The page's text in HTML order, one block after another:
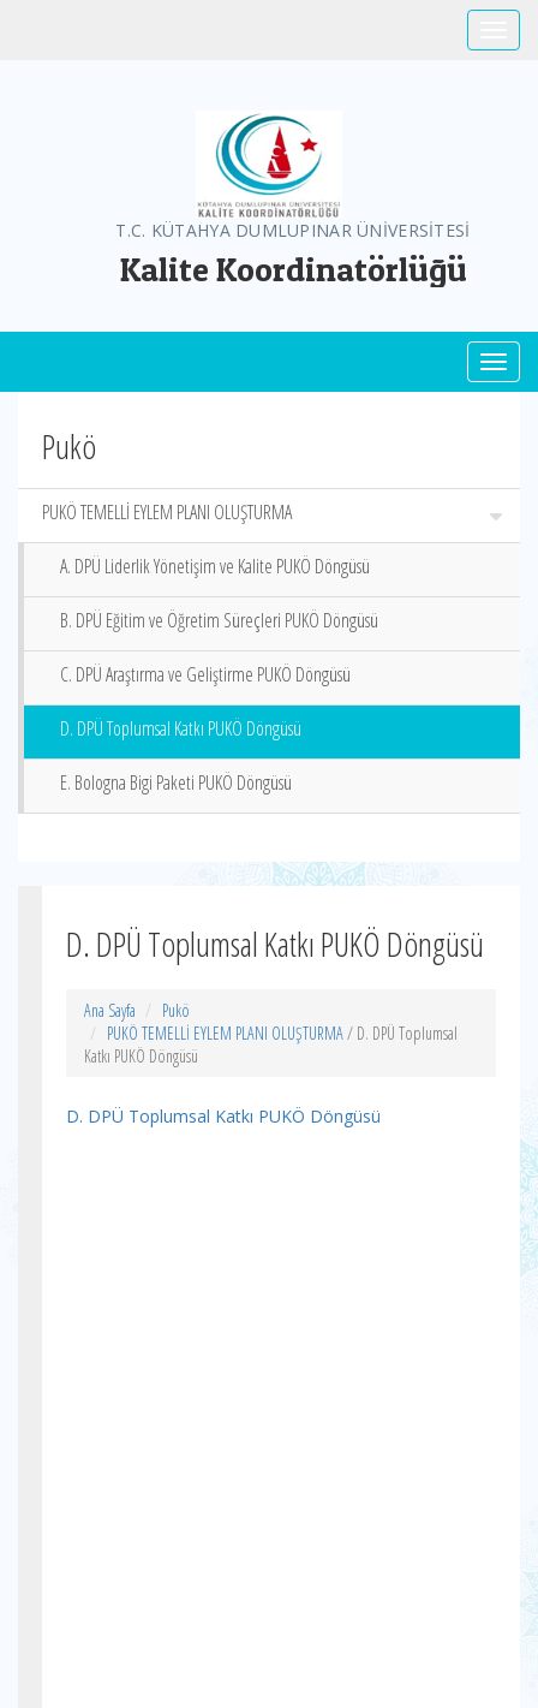
T.C. KÜTAHYA DUMLUPINAR ÜNİVERSİTESİ
Kalite Koordinatörlüğü
Pukö
PUKÖ TEMELLİ EYLEM PLANI OLUŞTURMA
A. DPÜ Liderlik Yönetişim ve Kalite PUKÖ Döngüsü
B. DPÜ Eğitim ve Öğretim Süreçleri PUKÖ Döngüsü
C. DPÜ Araştırma ve Geliştirme PUKÖ Döngüsü
D. DPÜ Toplumsal Katkı PUKÖ Döngüsü
E. Bologna Bigi Paketi PUKÖ Döngüsü
D. DPÜ Toplumsal Katkı PUKÖ Döngüsü
Ana Sayfa
Pukö
PUKÖ TEMELLİ EYLEM PLANI OLUŞTURMA/ D. DPÜ Toplumsal
Katkı PUKÖ Döngüsü
D. DPÜ Toplumsal Katkı PUKÖ Döngüsü